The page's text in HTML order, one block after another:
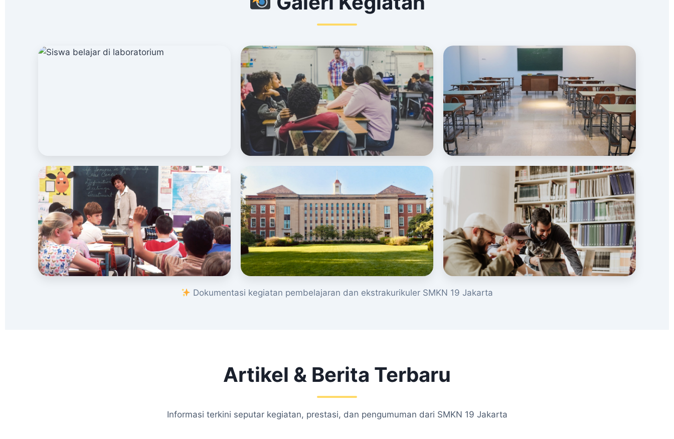
Dokumentasi kegiatan pembelajaran dan ekstrakurikuler SMKN 19 Jakarta
Artikel & Berita Terbaru
Informasi terkini seputar kegiatan, prestasi, dan pengumuman dari SMKN 19 Jakarta